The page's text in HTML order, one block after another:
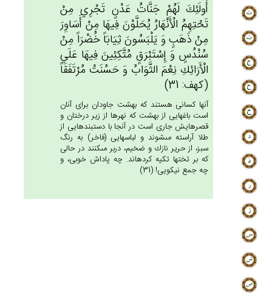
أُولَئِك‌َ لَهُم‌ْ جَنَّات‌ُ عَدْن‌ٍ تَجْرِي‌ مِنْ‌
تَحْتِهِم‌ُ الْأَنْهَارُ يُحَلَّوْن‌َ فِيهَا مِن‌ْ أَسَاوِرَ
مِنْ‌ ذَهَب‌ٍ وَ يَلْبَسُون‌َ ثِيَابَاً خُضْرَاً مِنْ‌
سُنْدُس‌ٍ وَ إِسْتَبْرَق‌ٍ مُتَّكِئِين‌َ فِيهَا عَلَي‌
الْأَرَائِك‌ِ نِعْم‌َ الثَّوَاب‌ُ وَ حَسُنَت‌ْ مُرْتَفَقَاً
(كهف: 31)
آنها كسانى هستند كه بهشت جاودان براى آنان
است باغهايى از بهشت كه نهرها از زير درختان و
قصرهايش جارى است در آنجا با دستبندهايى از
طلا آراسته مى‏شوند و لباسهايى (فاخر) به رنگ
سبز، از حرير نازك و ضخيم، دربر مى‏كنند در حالى
كه بر تختها تكيه كرده‏اند. چه پاداش خوبى، و
چه جمع نيكويى! (31)